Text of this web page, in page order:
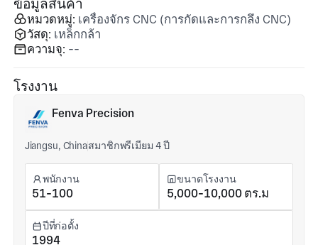
ข้อมูลสินค้า
หมวดหมู่: เครื่องจักร CNC (การกัดและการกลึง CNC)
วัสดุ: เหล็กกล้า
ความจุ: --
โรงงาน
Fenva Precision
Jiangsu, Chinaสมาชิกพรีเมียม 4 ปี
พนักงาน
51-100
ขนาดโรงงาน
5,000-10,000 ตร.ม
ปีที่ก่อตั้ง
1994